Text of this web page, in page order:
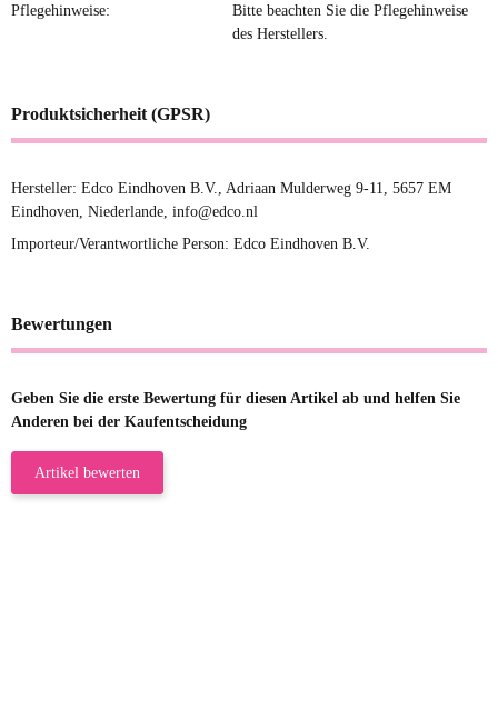
Pflegehinweise:
Bitte beachten Sie die Pflegehinweise
des Herstellers.
Produktsicherheit (GPSR)
Hersteller: Edco Eindhoven B.V., Adriaan Mulderweg 9-11, 5657 EM
Eindhoven, Niederlande, info@edco.nl
Importeur/Verantwortliche Person: Edco Eindhoven B.V.
Bewertungen
Geben Sie die erste Bewertung für diesen Artikel ab und helfen Sie
Anderen bei der Kaufentscheidung
Artikel bewerten